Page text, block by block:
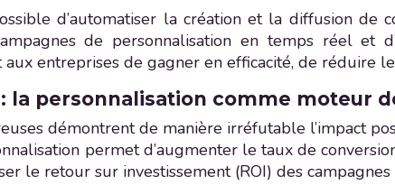
d’automatiser la création et la diffusion de
de personnalisation en temps réel et
entreprises de gagner en efficacité, de réduire
personnalisation comme moteur
démontrent de manière irréfutable l’impact
permet d’augmenter le taux de
le retour sur investissement (ROI) des